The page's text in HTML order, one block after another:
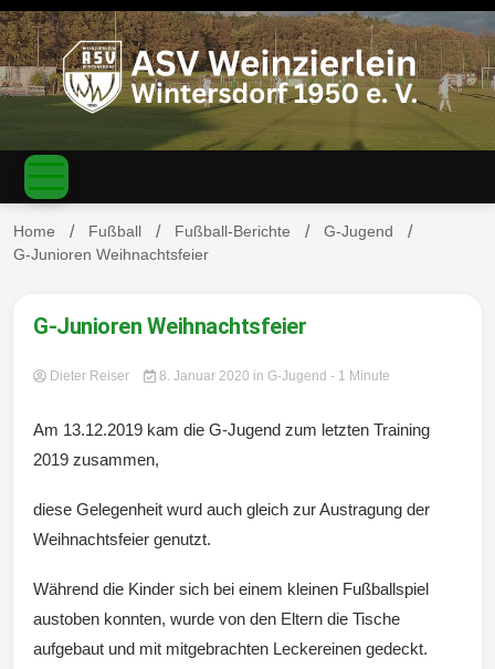
S
k
i
p
c
ASV
Weinzierl
ein-
Wintersd
Home Fußball Fußball-Berichte
G-Jugend
G-Junioren Weihnachtsfeier
G-Junioren Weihnachtsfeier
Dieter Reiser 8. Januar 2020 in G-Jugend - 1 Minute
Am 13.12.2019 kam die G-Jugend zum letzten Training
2019 zusammen,
diese Gelegenheit wurd auch gleich zur Austragung der
Weihnachtsfeier genutzt.
Während die Kinder sich bei einem kleinen Fußballspiel
austoben konnten, wurde von den Eltern die Tische
aufgebaut und mit mitgebrachten Leckereinen gedeckt.